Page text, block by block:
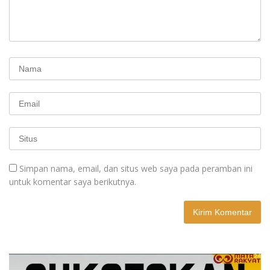
Simpan nama, email, dan situs web saya pada peramban ini
untuk komentar saya berikutnya.